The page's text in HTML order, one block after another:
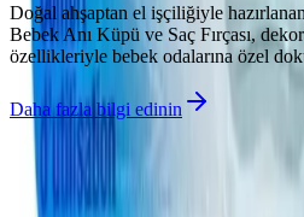
Doğal ahşaptan el işçiliğiyle
Bebek Anı Küpü ve Saç Fırçası,
özellikleriyle bebek odalarına özel
Daha fazla bilgi edinin
Site bölümleri